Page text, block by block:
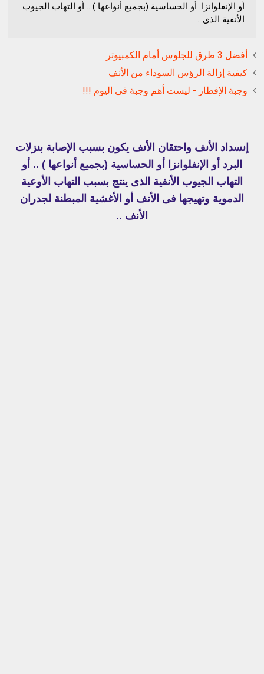
أو الإنفلوانزا أو الحساسية (بجميع أنواعها ) .. أو التهاب الجيوب
الأنفية الذى...
أفضل 3 طرق للجلوس أمام الكمبيوتر
كيفية إزالة الرؤس السوداء من الأنف
وجبة الإفطار - ليست أهم وجبة فى اليوم !!!
إنسداد الأنف واحتقان الأنف يكون بسبب الإصابة بنزلات
البرد أو الإنفلوانزا
أو الحساسية (بجميع أنواعها ) .. أو
التهاب الجيوب الأنفية الذى ينتج بسبب التهاب الأوعية
الدموية وتهيجها فى الأنف أو الأغشية المبطنة لجدران
الأنف ..